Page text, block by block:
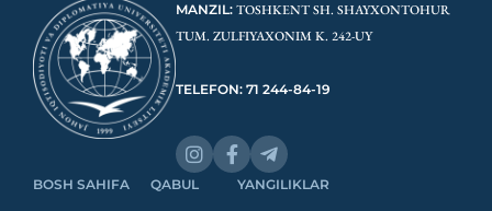
MANZIL: TOSHKENT SH. SHAYXONTOHUR
TUM. ZULFIYAXONIM K. 242-UY
TELEFON: 71 244-84-19
BOSH SAHIFA QABUL YANGILIKLAR